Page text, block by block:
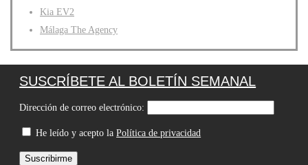
Kia EV2
Málaga The Agency
SUSCRÍBETE AL BOLETÍN SEMANAL
Dirección de correo electrónico:
He leído y acepto laPolítica de privacidad